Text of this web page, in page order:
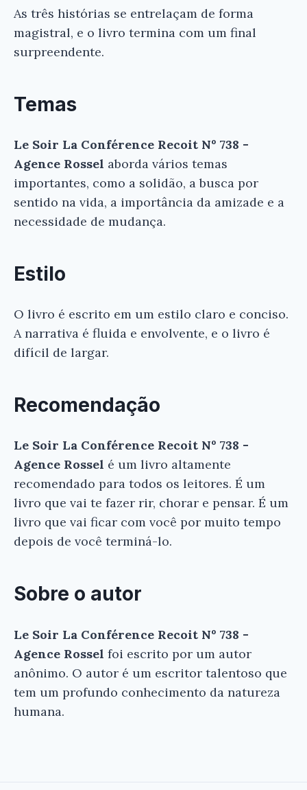
As três histórias se entrelaçam de forma
magistral, e o livro termina com um final
surpreendente.
Temas
Le Soir La Conférence Recoit Nº 738 -
Agence Rossel aborda vários temas
importantes, como a solidão, a busca por
sentido na vida, a importância da amizade e a
necessidade de mudança.
Estilo
O livro é escrito em um estilo claro e conciso.
A narrativa é fluida e envolvente, e o livro é
difícil de largar.
Recomendação
Le Soir La Conférence Recoit Nº 738 -
Agence Rossel é um livro altamente
recomendado para todos os leitores. É um
livro que vai te fazer rir, chorar e pensar. É um
livro que vai ficar com você por muito tempo
depois de você terminá-lo.
Sobre o autor
Le Soir La Conférence Recoit Nº 738 -
Agence Rossel foi escrito por um autor
anônimo. O autor é um escritor talentoso que
tem um profundo conhecimento da natureza
humana.